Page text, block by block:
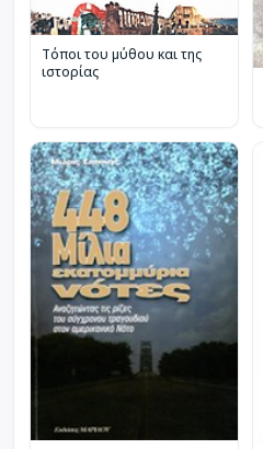
Τόποι του μύθου και της
ιστορίας